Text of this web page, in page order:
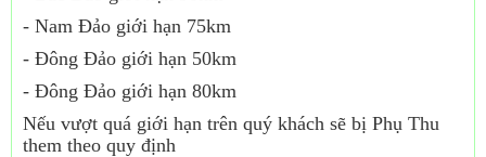
- Nam Đảo giới hạn 75km
- Đông Đảo giới hạn 50km
- Đông Đảo giới hạn 80km
Nếu vượt quá giới hạn trên quý khách sẽ bị Phụ Thu
them theo quy định